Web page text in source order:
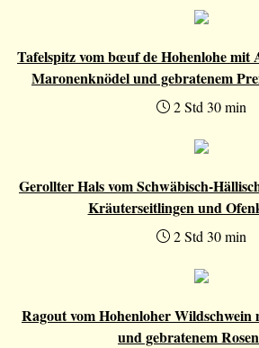
Tafelspitz vom bœuf de Hohenlohe mit
Maronenknödel und gebratenem
2 Std 30 min
Gerollter Hals vom Schwäbisch-
Kräuterseitlingen und
2 Std 30 min
Ragout vom Hohenloher Wildschwein
und gebratenem